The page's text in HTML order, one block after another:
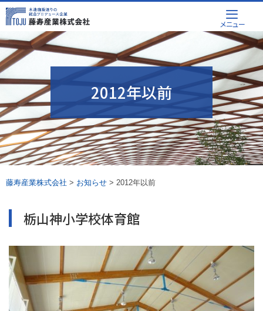
Skip
to
content
メニュー
2012年以前
藤寿産業株式会社 > お知らせ > 2012年以前
栃山神小学校体育館